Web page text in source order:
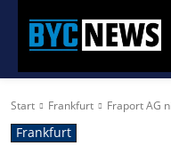
Start Frankfurt Fraport AG
Frankfurt